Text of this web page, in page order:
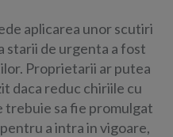
aplicarea unor scutiri
starii de urgenta a fost
Proprietarii ar putea
daca reduc chiriile cu
trebuie sa fie promulgat
a intra in vigoare,